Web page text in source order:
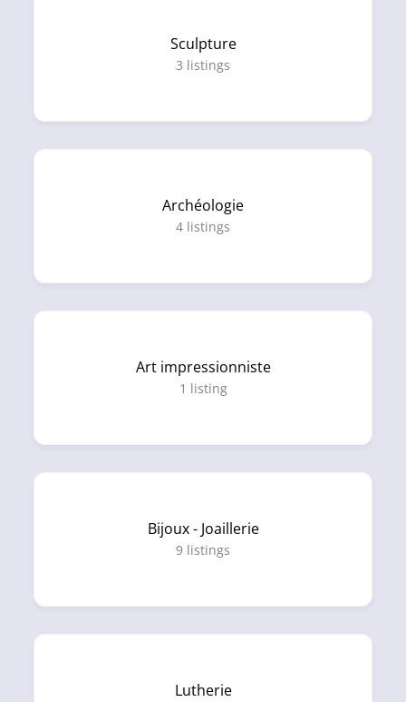
Sculpture
3 listings
Archéologie
4 listings
Art impressionniste
1 listing
Bijoux - Joaillerie
9 listings
Lutherie